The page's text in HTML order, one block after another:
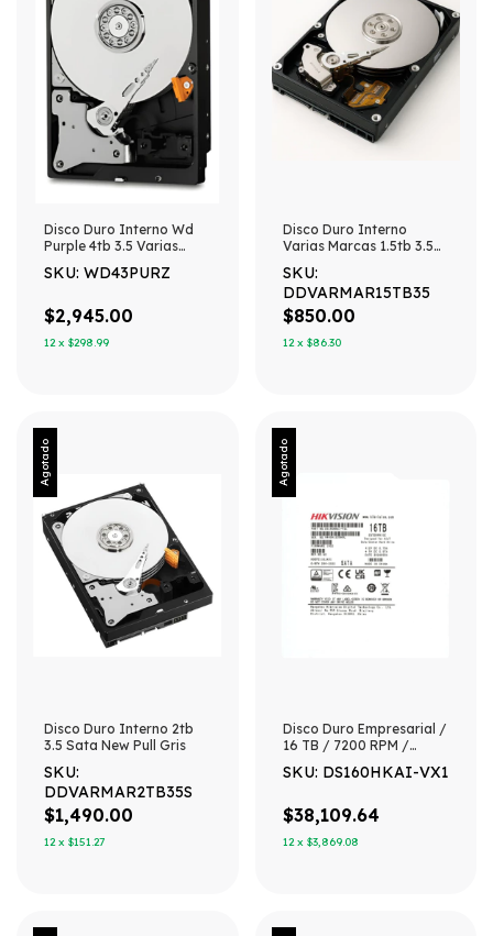
Disco Duro Interno Wd
Purple 4tb 3.5 Varias
SKU: WD43PURZ
$2,945.00
12 x $298.99
Disco Duro Interno
Varias Marcas 1.5tb 3.5
SKU:
DDVARMAR15TB35
$850.00
12 x $86.30
Agotado
Disco Duro Interno 2tb
3.5 Sata New Pull Gris
SKU:
DDVARMAR2TB35S
$1,490.00
12 x $151.27
Agotado
Disco Duro Empresarial /
16 TB / 7200 RPM /
Búfer de 512 MB /
Operación 24/7 /
Transferencia de 550 TB
por Año
SKU: DS160HKAI-VX1
$38,109.64
12 x $3,869.08